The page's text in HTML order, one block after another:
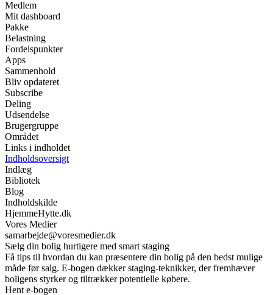
Medlem
Mit dashboard
Pakke
Belastning
Fordelspunkter
Apps
Sammenhold
Bliv opdateret
Subscribe
Deling
Udsendelse
Brugergruppe
Området
Links i indholdet
Indholdsoversigt
Indlæg
Bibliotek
Blog
Indholdskilde
HjemmeHytte.dk
Vores Medier
samarbejde@voresmedier.dk
Sælg din bolig hurtigere med smart staging
Få tips til hvordan du kan præsentere din bolig på den bedst mulige
måde før salg. E-bogen dækker staging-teknikker, der fremhæver
boligens styrker og tiltrækker potentielle købere.
Hent e-bogen